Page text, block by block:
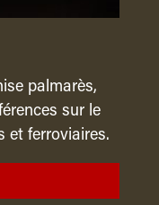
palmarès,
sur le
et ferroviaires.